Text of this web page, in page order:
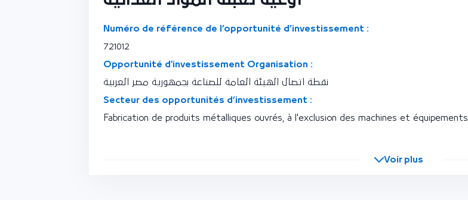
Numéro de référence de l’opportunité d’investissement :
721012
Opportunité d'investissement Organisation :
نقطة اتصال الهيئة العامة للصناعة بجمهورية مصر العربية
Secteur des opportunités d’investissement :
Fabrication de produits métalliques ouvrés, à l'exclusion des machines et équipements
Voir plus